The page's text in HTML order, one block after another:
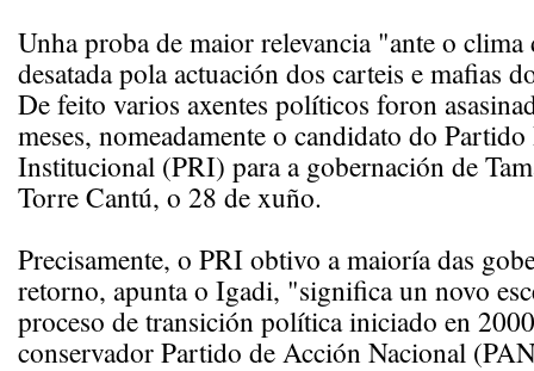
Unha proba de maior relevancia "ante o
desatada pola actuación dos carteis e mafias
De feito varios axentes políticos foron
meses, nomeadamente o candidato do
Institucional (PRI) para a gobernación de
Torre Cantú, o 28 de xuño.
Precisamente, o PRI obtivo a maioría das
retorno, apunta o Igadi, "significa un novo
proceso de transición política iniciado en
conservador Partido de Acción Nacional